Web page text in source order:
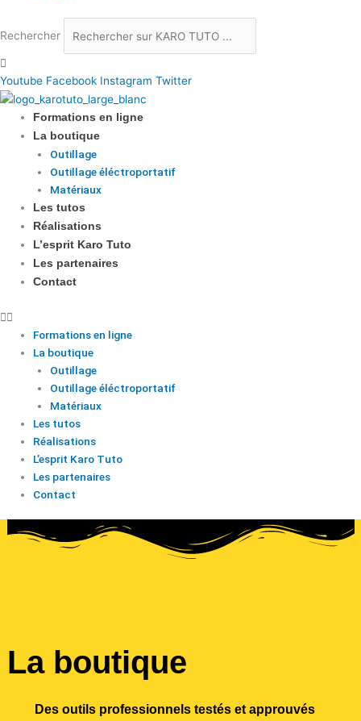
Rechercher
Youtube Facebook Instagram Twitter
Formations en ligne
La boutique
Outillage
Outillage éléctroportatif
Matériaux
Les tutos
Réalisations
L’esprit Karo Tuto
Les partenaires
Contact
Formations en ligne
La boutique
Outillage
Outillage éléctroportatif
Matériaux
Les tutos
Réalisations
L’esprit Karo Tuto
Les partenaires
Contact
La boutique
Des outils professionnels testés et approuvés